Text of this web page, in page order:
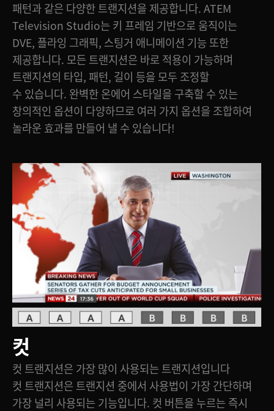
Spain
Sweden
Chinese Taipei
Turkey
UAE
United Kingdom
United States
패턴과 같은 다양한 트랜지션을 제공합니다. ATEM
Television Studio는 키 프레임 기반으로 움직이는
DVE, 플라잉 그래픽, 스팅거 애니메이션 기능 또한
제공합니다. 모든 트랜지션은 바로 적용이 가능하며
트랜지션의 타입, 패턴, 길이 등을 모두 조정할
수 있습니다. 완벽한 온에어 스타일을 구축할 수 있는
창의적인 옵션이 다양하므로 여러 가지 옵션을 조합하여
놀라운 효과를 만들어 낼 수 있습니다!
컷
컷 트랜지션은 가장 많이 사용되는 트랜지션입니다
컷 트랜지션은 트랜지션 중에서 사용법이 가장 간단하며
가장 널리 사용되는 기능입니다. 컷 버튼을 누르는 즉시